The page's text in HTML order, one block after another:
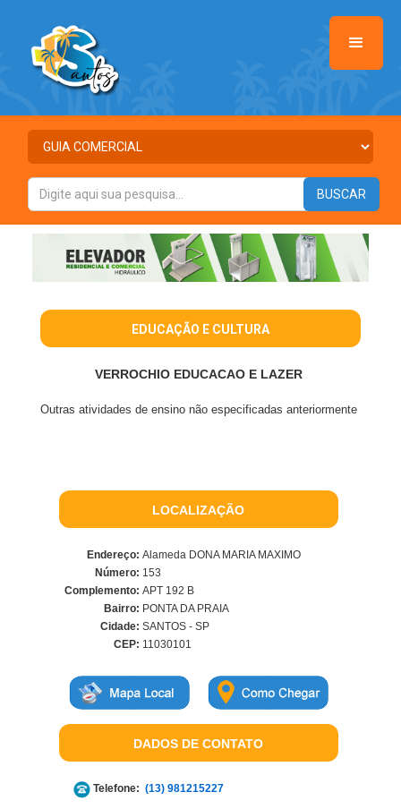
EDUCAÇÃO E CULTURA
VERROCHIO EDUCACAO E LAZER
Outras atividades de ensino não especificadas anteriormente
LOCALIZAÇÃO
Endereço: Alameda DONA MARIA MAXIMO
Número: 153
Complemento: APT 192 B
Bairro: PONTA DA PRAIA
Cidade: SANTOS - SP
CEP: 11030101
DADOS DE CONTATO
Telefone: (13) 981215227